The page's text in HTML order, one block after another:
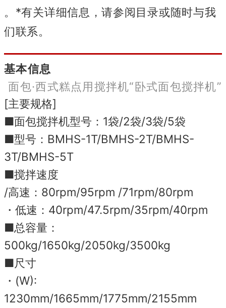
。 *有关详细信息，请参阅目录或随时与我
们联系。
基本信息
面包·西式糕点用搅拌机“卧式面包搅拌机”
[主要规格]
■面包搅拌机型号：1袋/2袋/3袋/5袋
■型号：BMHS-1T/BMHS-2T/BMHS-
3T/BMHS-5T
■搅拌速度
/高速：80rpm/95rpm /71rpm/80rpm
・低速：40rpm/47.5rpm/35rpm/40rpm
■总容量：
500kg/1650kg/2050kg/3500kg
■尺寸
・(W):
1230mm/1665mm/1775mm/2155mm